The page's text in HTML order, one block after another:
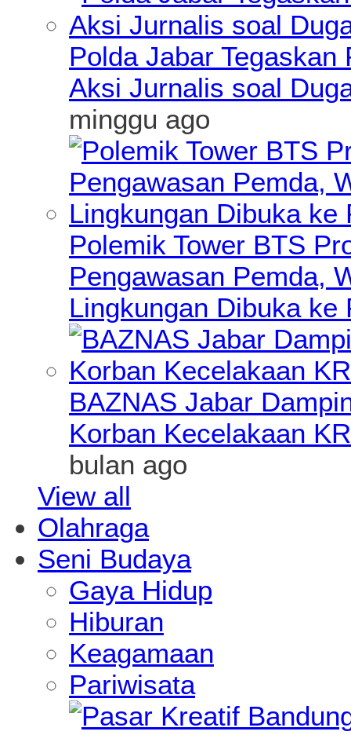
Polda Jabar
Aksi Jurnalis soal
minggu ago
Polemik Tower BTS
Pengawasan Pemda,
Lingkungan Dibuka ke
BAZNAS Jabar
Korban Kecelakaan
bulan ago
View all
Olahraga
Seni Budaya
Gaya Hidup
Hiburan
Keagamaan
Pariwisata